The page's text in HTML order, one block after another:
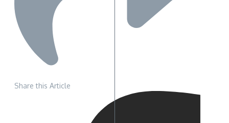
Share this Article